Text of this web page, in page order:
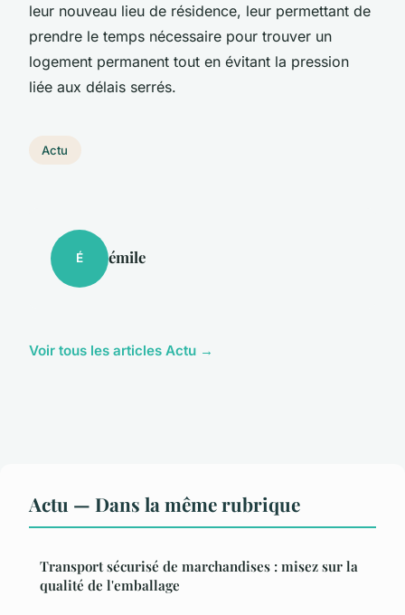
leur nouveau lieu de résidence, leur permettant de
prendre le temps nécessaire pour trouver un
logement permanent tout en évitant la pression
liée aux délais serrés.
Actu
É émile
Voir tous les articles Actu →
Actu — Dans la même rubrique
Transport sécurisé de marchandises : misez sur la
qualité de l'emballage